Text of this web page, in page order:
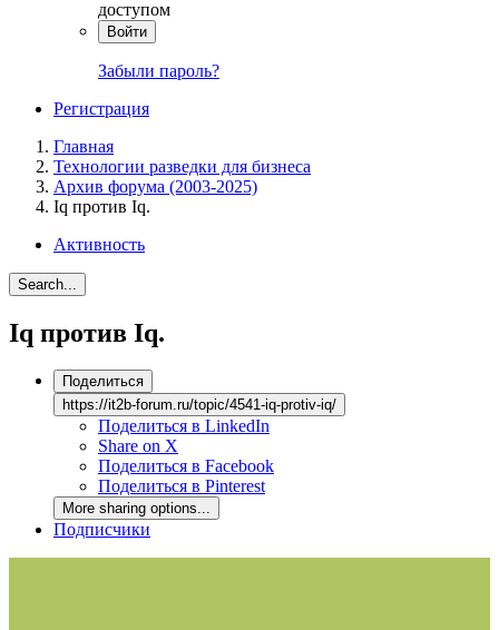
доступом
Войти
Забыли пароль?
Регистрация
Главная
Технологии разведки для бизнеса
Архив форума (2003-2025)
Iq против Iq.
Активность
Search...
Iq против Iq.
Поделиться
https://it2b-forum.ru/topic/4541-iq-protiv-iq/
Поделиться в LinkedIn
Share on X
Поделиться в Facebook
Поделиться в Pinterest
More sharing options...
Подписчики